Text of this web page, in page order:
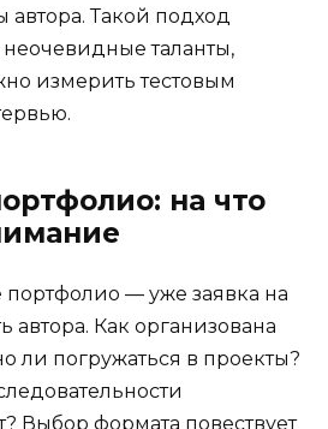
Такой подход
таланты,
измерить тестовым
на что
— уже заявка на
автора. Как организована
ли погружаться в проекты?
Выбор формата повествует